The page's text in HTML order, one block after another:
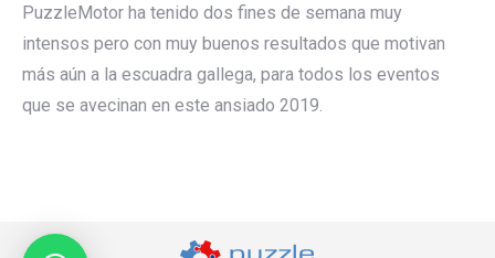
PuzzleMotor ha tenido dos fines de semana muy
intensos pero con muy buenos resultados que motivan
más aún a la escuadra gallega, para todos los eventos
que se avecinan en este ansiado 2019.